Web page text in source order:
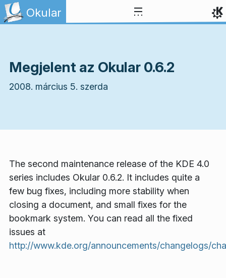
Ugrás a tartalomhoz
Okular
Megjelent az Okular 0.6.2
2008. március 5. szerda
The second maintenance release of the KDE 4.0
series includes Okular 0.6.2. It includes quite a
few bug fixes, including more stability when
closing a document, and small fixes for the
bookmark system. You can read all the fixed
issues at
http://www.kde.org/announcements/changelogs/